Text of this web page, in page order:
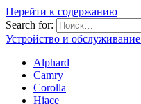
Перейти к содержанию
Search for:
Устройство и
Alphard
Camry
Corolla
Hiace